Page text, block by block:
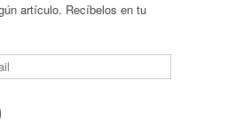
artículo. Recíbelos en tu